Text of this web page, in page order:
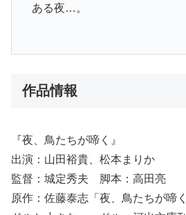
ある夜…。
作品情報
『夜、鳥たちが啼く』
出演：⼭⽥裕貴、松本まりか
監督：城定秀夫 脚本：⾼⽥亮
原作：佐藤泰志「夜、⿃たちが啼